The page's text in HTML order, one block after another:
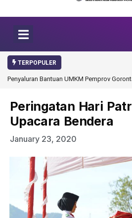
TERPOPULER
Gorontalo RampungGorontalo Ikut
Peringatan Hari
Upacara Bendera
January 23, 2020